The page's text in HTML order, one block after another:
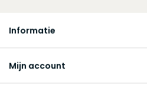
Informatie
Mijn account